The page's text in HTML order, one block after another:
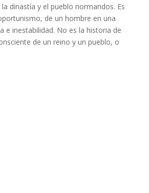
dinastía y el pueblo normandos. Es
de un hombre en una
e inestabilidad. No es la historia de
de un reino y un pueblo, o